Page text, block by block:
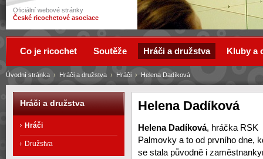
Oficiální webové stránky
České ricochetové asociace
Helena Dadíková
Helena Dadíková, hráčka RSK
Palmovky a to od prvního dne,
se stala původně i
Úvodní stránka › Hráči a družstva › Hráči › Helena Dadíková
Co je ricochet Soutěže Hráči a družstva Kluby a
Hráči a družstva
Hráči
Družstva